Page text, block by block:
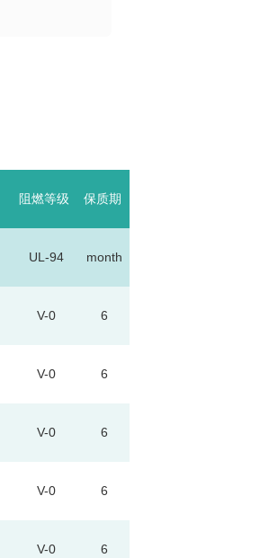
阻燃等级 保质期
UL-94 month
V-0 6
V-0 6
V-0 6
V-0 6
V-0 6